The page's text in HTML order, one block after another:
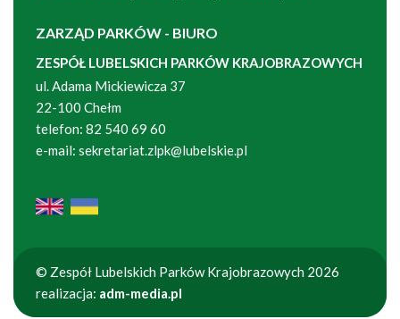
ZARZĄD PARKÓW - BIURO
ZESPÓŁ LUBELSKICH PARKÓW KRAJOBRAZOWYCH
ul. Adama Mickiewicza 37
22-100 Chełm
telefon: 82 540 69 60
e-mail: sekretariat.zlpk@lubelskie.pl
© Zespół Lubelskich Parków Krajobrazowych 2026
realizacja: adm-media.pl